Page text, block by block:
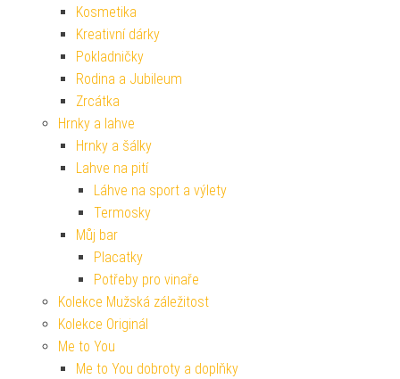
Kosmetika
Kreativní dárky
Pokladničky
Rodina a Jubileum
Zrcátka
Hrnky a lahve
Hrnky a šálky
Lahve na pití
Láhve na sport a výlety
Termosky
Můj bar
Placatky
Potřeby pro vinaře
Kolekce Mužská záležitost
Kolekce Originál
Me to You
Me to You dobroty a doplňky